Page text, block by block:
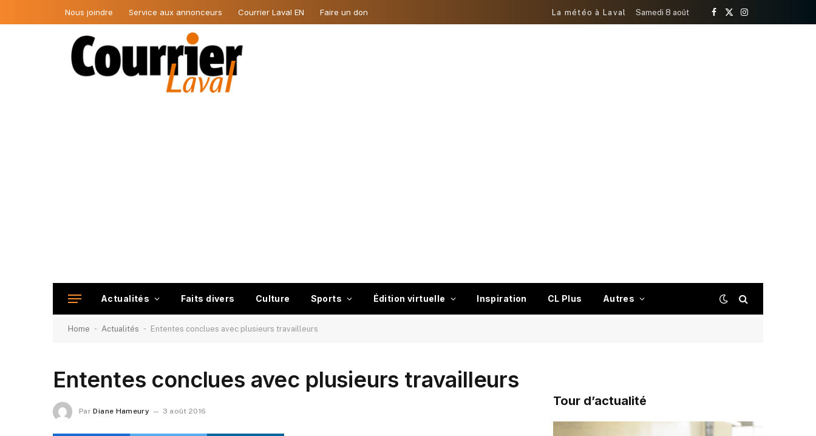
Nous joindre Service aux annonceurs Courrier Laval EN Faire un don La météo à Laval Samedi 8 août
Facebook
X
Instagram
Actualités Faits divers Culture Sports Édition virtuelle Inspiration CL Plus Autres
Home - Actualités - Ententes conclues avec plusieurs travailleurs
Ententes conclues avec plusieurs travailleurs
Par Diane Hameury 3 août 2016
Tour d’actualité